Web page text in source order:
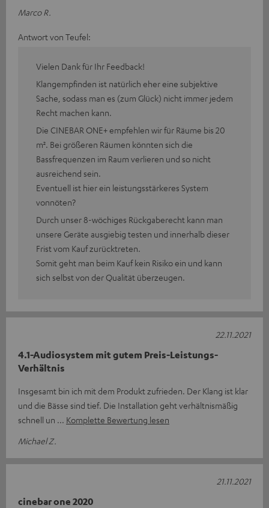
Marco R.
Antwort von Teufel:
Vielen Dank für Ihr Feedback!
Klangempfinden ist natürlich eher eine subjektive
Sache, sodass man es (zum Glück) nicht immer jedem
Recht machen kann.
Die CINEBAR ONE+ empfehlen wir für Räume bis 20
m². Bei größeren Räumen könnten sich die
Bassfrequenzen im Raum verlieren und so nicht
ausreichend sein.
Eventuell ist hier ein leistungsstärkeres System
vonnöten?
Durch unser 8-wöchiges Rückgaberecht kann man
unsere Geräte ausgiebig testen und innerhalb dieser
Frist vom Kauf zurücktreten.
Somit geht man beim Kauf kein Risiko ein und kann
sich selbst von der Qualität überzeugen.
4.1-Audiosystem mit gutem Preis-Leistungs-
Verhältnis
Insgesamt bin ich mit dem Produkt zufrieden. Der Klang ist klar
und die Bässe sind tief. Die Installation geht verhältnismäßig
schnell un
Komplette Bewertung lesen
Michael Z.
22.11.2021
cinebar one 2020
21.11.2021